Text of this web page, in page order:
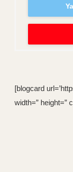
[blogcard
width=” height=”